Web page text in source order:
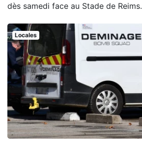
dès samedi face au Stade de Reims.
Locales